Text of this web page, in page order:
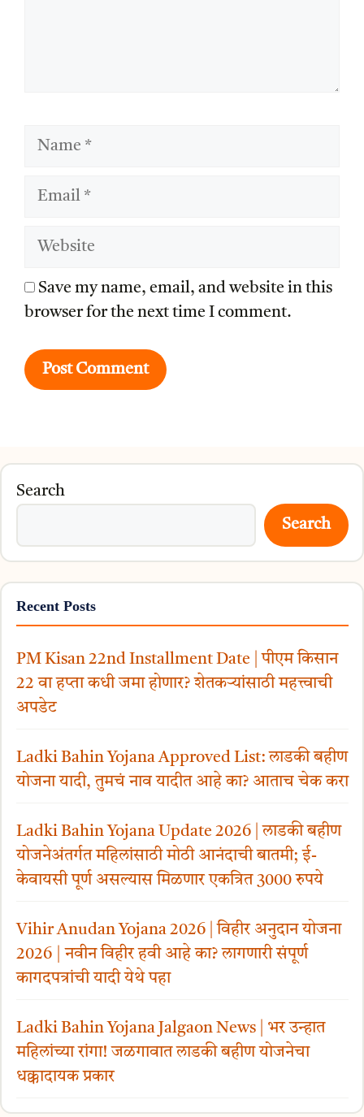
Name
Email
Website
Save my name, email, and website in this
browser for the next time I comment.
Search
Search
Recent Posts
PM Kisan 22nd Installment Date | पीएम किसान
22 वा हप्ता कधी जमा होणार? शेतकऱ्यांसाठी महत्त्वाची
अपडेट
Ladki Bahin Yojana Approved List: लाडकी बहीण
योजना यादी, तुमचं नाव यादीत आहे का? आताच चेक करा
Ladki Bahin Yojana Update 2026 | लाडकी बहीण
योजनेअंतर्गत महिलांसाठी मोठी आनंदाची बातमी; ई-
केवायसी पूर्ण असल्यास मिळणार एकत्रित 3000 रुपये
Vihir Anudan Yojana 2026 | विहीर अनुदान योजना
2026 | नवीन विहीर हवी आहे का? लागणारी संपूर्ण
कागदपत्रांची यादी येथे पहा
Ladki Bahin Yojana Jalgaon News | भर उन्हात
महिलांच्या रांगा! जळगावात लाडकी बहीण योजनेचा
धक्कादायक प्रकार